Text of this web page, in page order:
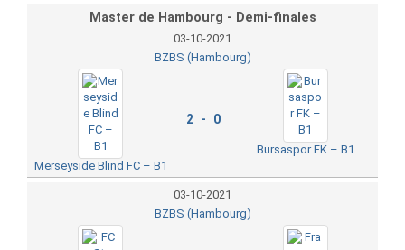
Master de Hambourg - Demi-finales
03-10-2021
BZBS (Hambourg)
Merseyside Blind FC – B1
2 - 0
Bursaspor FK – B1
03-10-2021
BZBS (Hambourg)